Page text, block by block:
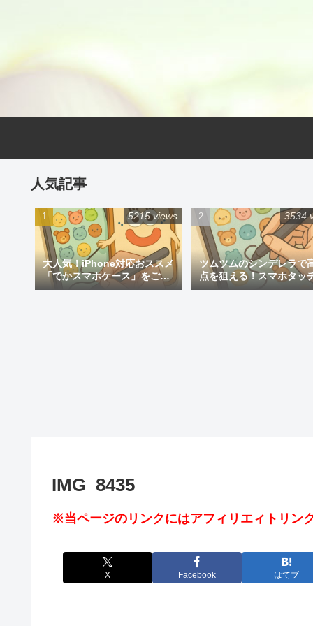
人気記事
大人気！iPhone対応おススメ
「でかスマホケース」をご紹
介
5215 views
ツムツムのシンデレラで
点を狙える！スマホタッ
ン
3534
IMG_8435
※当ページのリンクにはアフィリエィトリン
X Facebook はてブ